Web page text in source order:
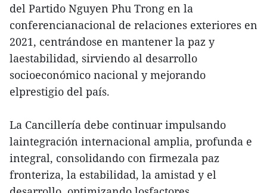
del Partido Nguyen Phu Trong en la
conferencianacional de relaciones exteriores en
2021, centrándose en mantener la paz y
laestabilidad, sirviendo al desarrollo
socioeconómico nacional y mejorando
elprestigio del país.
La Cancillería debe continuar impulsando
laintegración internacional amplia, profunda e
integral, consolidando con firmezala paz
fronteriza, la estabilidad, la amistad y el